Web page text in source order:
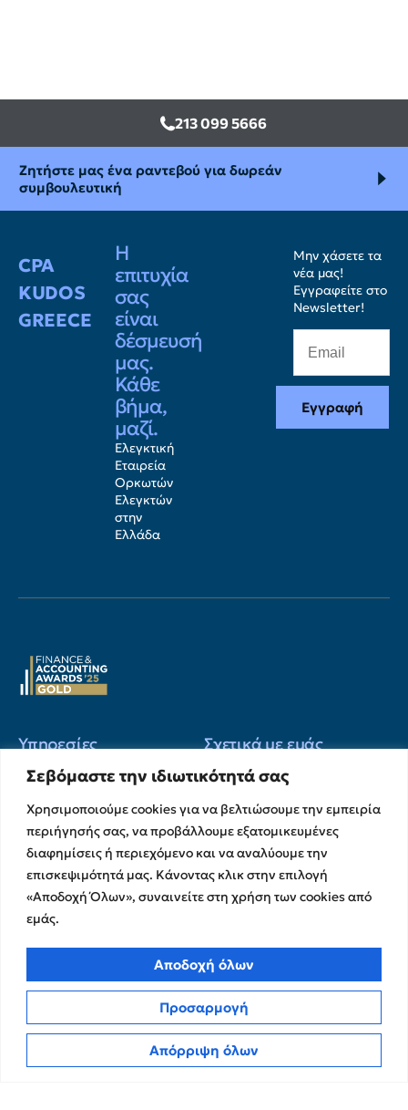
Σεβόμαστε την ιδιωτικότητά σας
Χρησιμοποιούμε cookies για να βελτιώσουμε την εμπειρία
περιήγησής σας, να προβάλλουμε εξατομικευμένες
διαφημίσεις ή περιεχόμενο και να αναλύουμε την
επισκεψιμότητά μας. Κάνοντας κλικ στην επιλογή
«Αποδοχή Όλων», συναινείτε στη χρήση των cookies από
εμάς.
Προσαρμογή
Απόρριψη όλων
Αποδοχή όλων
213 099 5666
Ζητήστε μας ένα ραντεβού για δωρεάν
συμβουλευτική
CPA
KUDOS
GREECE
Η
επιτυχία
σας
είναι
δέσμευσή
μας.
Κάθε
βήμα,
μαζί.
Ελεγκτική
Εταιρεία
Ορκωτών
Ελεγκτών
στην
Ελλάδα
Μην χάσετε τα
νέα μας!
Εγγραφείτε στο
Newsletter!
Εγγραφή
Υπηρεσίες
Υπηρεσίες Ελέγχου &
Χρηματοικοικονομικές &
Συμβουλευτικές Υπηρεσίες
Υπηρεσίες Ανάπτυξης και
Καινοτομίας
Λογιστικές & Φορολογικές
Υπηρεσίες
Σχετικά με εμάς
Ο Όμιλος
Η Ομάδα μας
Ευκαιρίες Καριέρας
Στρατηγικές Συνεργασίες
Memberships
Εκθέσεις Διαφάνειας
Άρθρα
Πολιτική Απορρήτου
Όροι Χρήσης
Πολιτική Cookies